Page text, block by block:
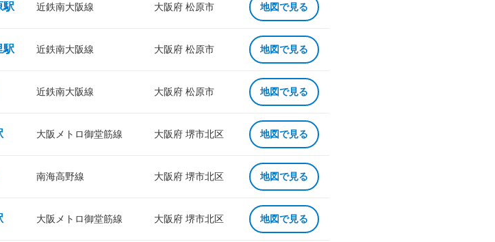
駅 近鉄南大阪線 大阪府 松原市 地図で見る
駅 近鉄南大阪線 大阪府 松原市 地図で見る
近鉄南大阪線 大阪府 松原市 地図で見る
大阪メトロ御堂筋線 大阪府 堺市北区 地図で見る
南海高野線 大阪府 堺市北区 地図で見る
大阪メトロ御堂筋線 大阪府 堺市北区 地図で見る